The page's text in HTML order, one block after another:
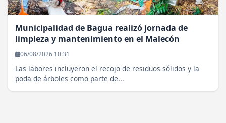
Municipalidad de Bagua realizó jornada de
limpieza y mantenimiento en el Malecón
06/08/2026 10:31
Las labores incluyeron el recojo de residuos sólidos y la
poda de árboles como parte de...